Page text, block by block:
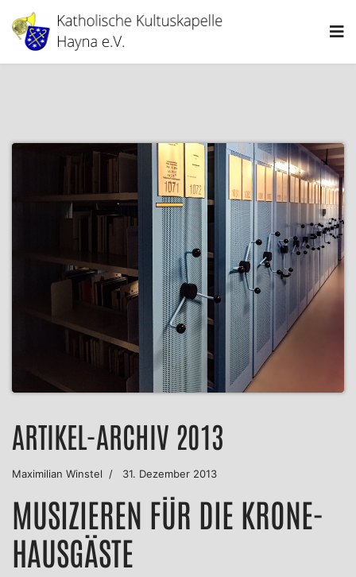
ARTIKEL-ARCHIV 2013
Maximilian Winstel 31. Dezember 2013
MUSIZIEREN FÜR DIE KRONE-
HAUSGÄSTE